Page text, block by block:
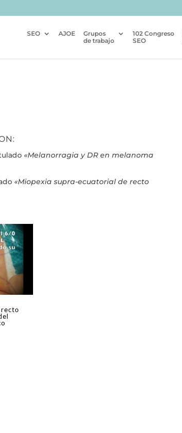
SEO AJOE
Grupos
de trabajo
102 Congreso
SEO
«Melanorragia y DR en melanoma
«Miopexia supra-ecuatorial de recto